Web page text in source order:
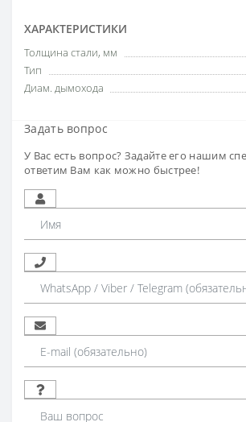
ХАРАКТЕРИСТИКИ
Толщина стали, мм
Тип
Диам. дымохода
Задать вопрос
У Вас есть вопрос? Задайте его нашим
ответим Вам как можно быстрее!